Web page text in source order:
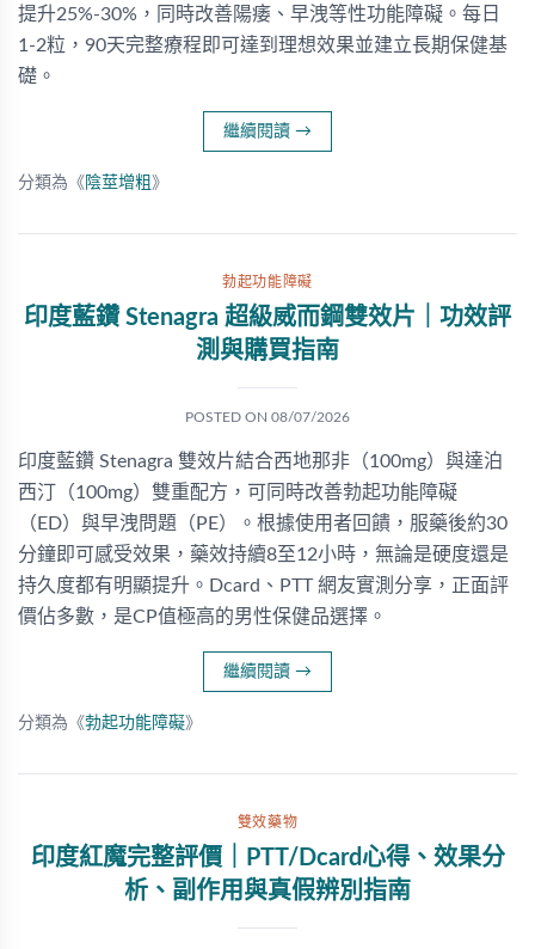
提升25%-30%，同時改善陽痿、早洩等性功能障礙。每日
1-2粒，90天完整療程即可達到理想效果並建立長期保健基
礎。
繼續閱讀 →
分類為《 陰莖增粗 》
勃起功能障礙
印度藍鑽 Stenagra 超級威而鋼雙效片｜功效評
測與購買指南
POSTED ON 08/07/2026
印度藍鑽 Stenagra 雙效片結合西地那非（100mg）與達泊
西汀（100mg）雙重配方，可同時改善勃起功能障礙
（ED）與早洩問題（PE）。根據使用者回饋，服藥後約30
分鐘即可感受效果，藥效持續8至12小時，無論是硬度還是
持久度都有明顯提升。Dcard、PTT 網友實測分享，正面評
價佔多數，是CP值極高的男性保健品選擇。
繼續閱讀 →
分類為《勃起功能障礙》
雙效藥物
印度紅魔完整評價｜PTT/Dcard心得、效果分
析、副作用與真假辨別指南